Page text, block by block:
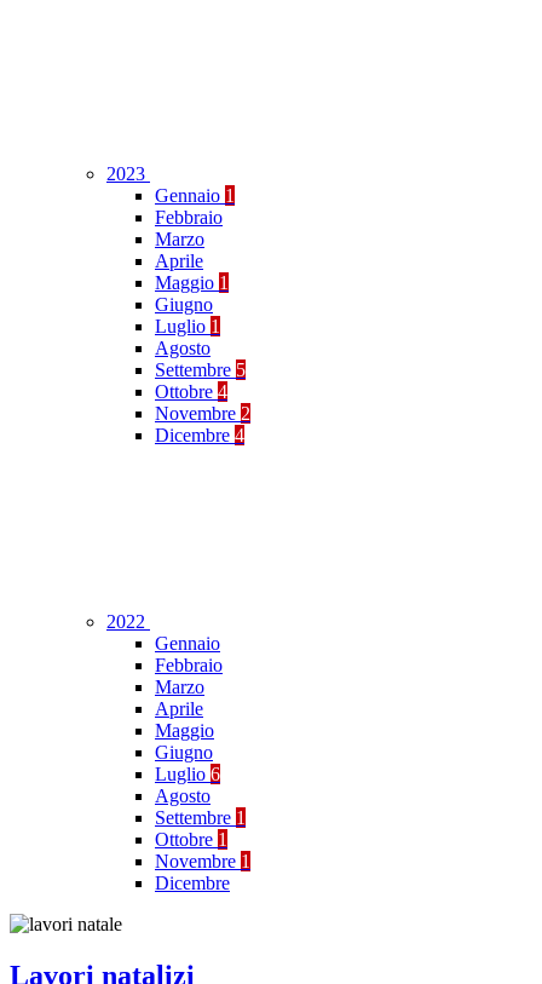
2023
Gennaio 1
Febbraio
Marzo
Aprile
Maggio 1
Giugno
Luglio 1
Agosto
Settembre 5
Ottobre 4
Novembre 2
Dicembre 4
2022
Gennaio
Febbraio
Marzo
Aprile
Maggio
Giugno
Luglio 6
Agosto
Settembre 1
Ottobre 1
Novembre 1
Dicembre
Lavori natalizi